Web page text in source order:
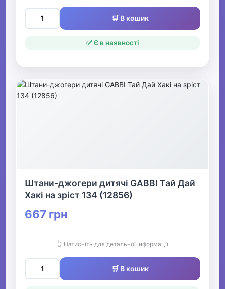
🛒 В кошик
✅ Є в наявності
Штани-джогери дитячі GABBI Тай Дай
Хакі на зріст 134 (12856)
667 грн
👆 Натисніть для детальної інформації
🛒 В кошик